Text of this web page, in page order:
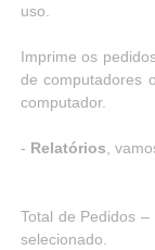
uso.
Imprime os
de computadores
computador.
- Relatórios ,
Total de Pedidos
selecionado.